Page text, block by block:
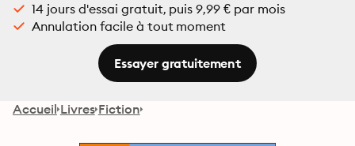
14 jours d'essai gratuit, puis 9,99 € par mois
Annulation facile à tout moment
Essayer gratuitement
Accueil Livres Fiction